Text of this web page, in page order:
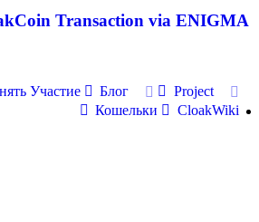
Transaction via ENIGMA
Участие Блог
Project
Кошельки
CloakWiki